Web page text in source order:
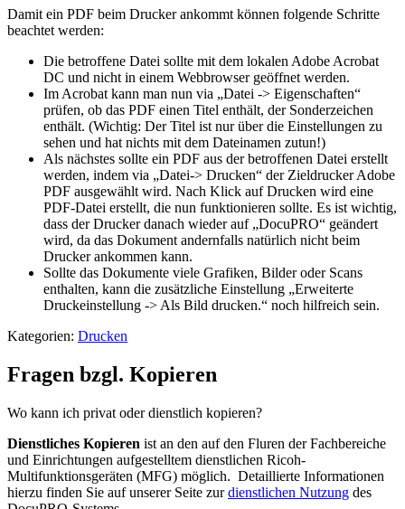
Damit ein PDF beim Drucker ankommt können folgende Schritte
beachtet werden:
Die betroffene Datei sollte mit dem lokalen Adobe Acrobat
DC und nicht in einem Webbrowser geöffnet werden.
Im Acrobat kann man nun via „Datei -> Eigenschaften“
prüfen, ob das PDF einen Titel enthält, der Sonderzeichen
enthält. (Wichtig: Der Titel ist nur über die Einstellungen zu
sehen und hat nichts mit dem Dateinamen zutun!)
Als nächstes sollte ein PDF aus der betroffenen Datei erstellt
werden, indem via „Datei-> Drucken“ der Zieldrucker Adobe
PDF ausgewählt wird. Nach Klick auf Drucken wird eine
PDF-Datei erstellt, die nun funktionieren sollte. Es ist wichtig,
dass der Drucker danach wieder auf „DocuPRO“ geändert
wird, da das Dokument andernfalls natürlich nicht beim
Drucker ankommen kann.
Sollte das Dokumente viele Grafiken, Bilder oder Scans
enthalten, kann die zusätzliche Einstellung „Erweiterte
Druckeinstellung -> Als Bild drucken.“ noch hilfreich sein.
Kategorien: Drucken
Fragen bzgl. Kopieren
Wo kann ich privat oder dienstlich kopieren?
Dienstliches Kopieren ist an den auf den Fluren der Fachbereiche
und Einrichtungen aufgestelltem dienstlichen Ricoh-
Multifunktionsgeräten (MFG) möglich. Detaillierte Informationen
hierzu finden Sie auf unserer Seite zurdienstlichen Nutzung des